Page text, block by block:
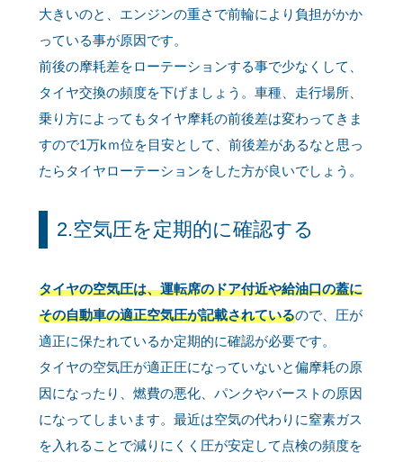
大きいのと、エンジンの重さで前輪により負担がかか
っている事が原因です。
前後の摩耗差をローテーションする事で少なくして、
タイヤ交換の頻度を下げましょう。車種、走行場所、
乗り方によってもタイヤ摩耗の前後差は変わってきま
すので1万kｍ位を目安として、前後差があるなと思っ
たらタイヤローテーションをした方が良いでしょう。
2.空気圧を定期的に確認する
タイヤの空気圧は、運転席のドア付近や給油口の蓋に
その自動車の適正空気圧が記載されているので、圧が
適正に保たれているか定期的に確認が必要です。
タイヤの空気圧が適正圧になっていないと偏摩耗の原
因になったり、燃費の悪化、パンクやバーストの原因
になってしまいます。最近は空気の代わりに窒素ガス
を入れることで減りにくく圧が安定して点検の頻度を